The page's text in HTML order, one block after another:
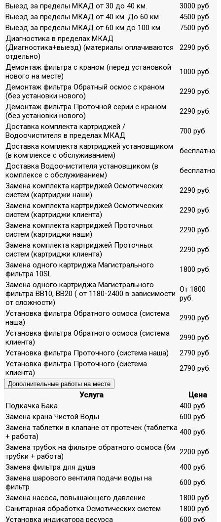
Выезд за пределы МКАД от 30 до 40 км.
3000 руб.
Выезд за пределы МКАД от 40 км. До 60 км.
4500 руб.
Выезд за пределы МКАД от 60 км до 100 км.
7500 руб.
Диагностика в пределах МКАД
(Диагностика+выезд) (материалы оплачиваются
отдельно)
2290 руб.
Демонтаж фильтра с краном (перед установкой
нового на месте)
1000 руб.
Демонтаж фильтра Обратный осмос с краном
(без установки нового)
2290 руб.
Демонтаж фильтра Проточной серии с краном
(без установки нового)
2290 руб.
Доставка комплекта картриджей /
Водоочистителя в пределах МКАД
700 руб.
Доставка комплекта картриджей установщиком
(в комплексе с обслуживанием)
бесплатно
Доставка Водоочистителя установщиком (в
комплексе с обслуживанием)
бесплатно
Замена комплекта картриджей Осмотических
систем (картриджи наши)
2290 руб.
Замена комплекта картриджей Осмотических
систем (картриджи клиента)
2290 руб.
Замена комплекта картриджей Проточных
систем (картриджи наши)
2290 руб.
Замена комплекта картриджей Проточных
систем (картриджи клиента)
2290 руб.
Замена одного картриджа Магистрального
фильтра 10SL
1800 руб.
Замена одного картриджа Магистрального
фильтра ВВ10, ВВ20 ( от 1180-2400 в зависимости
от сложности)
От 1800
руб.
Установка фильтра Обратного осмоса (система
наша)
2990 руб.
Установка фильтра Обратного осмоса (система
клиента)
2990 руб.
Установка фильтра Проточного (система наша)
2790 руб.
Установка фильтра Проточного (система
клиента)
2790 руб.
Дополнительные работы на месте
Услуга
Цена
Подкачка Бака
400 руб.
Замена крана Чистой Воды
600 руб.
Замена таблетки в клапане от протечек (таблетка
+ работа)
400 руб.
Замена трубок на фильтре обратного осмоса (6м
трубки + работа)
2200 руб.
Замена фильтра для душа
400 руб.
Замена шарового вентиля подачи воды на
фильтр
600 руб.
Замена насоса, повышающего давление
1800 руб.
Санитарная обработка Осмотических систем
1800 руб.
Установка индикатора ресурса
600 руб.